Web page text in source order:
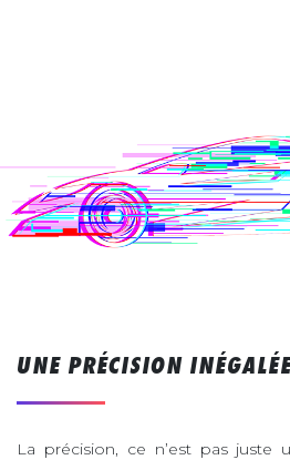
UNE PRÉCISION
La précision, ce n’est pas juste